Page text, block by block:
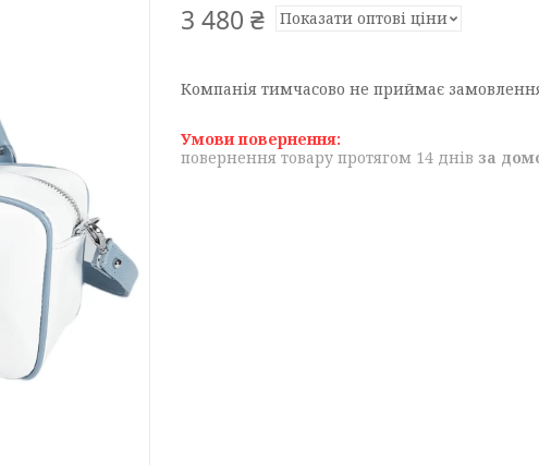
3 480 ₴ Показати оптові ціни
Компанія тимчасово не приймає
повернення товару протягом 14 днів за